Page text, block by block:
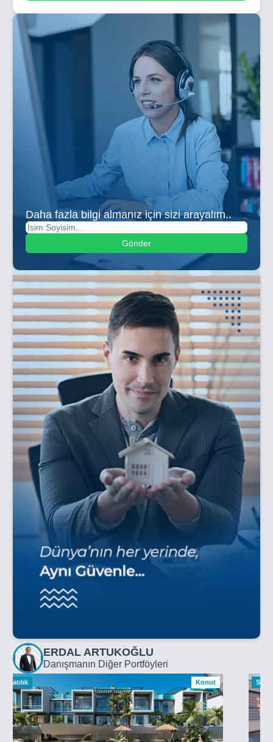
Daha fazla bilgi almanız için sizi arayalım..
Gönder
ERDAL ARTUKOĞLU
Danışmanın Diğer Portföyleri
Satılık Konut